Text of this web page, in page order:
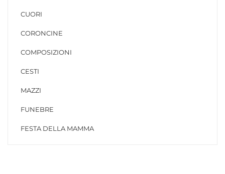
CUORI
CORONCINE
COMPOSIZIONI
CESTI
MAZZI
FUNEBRE
FESTA DELLA MAMMA